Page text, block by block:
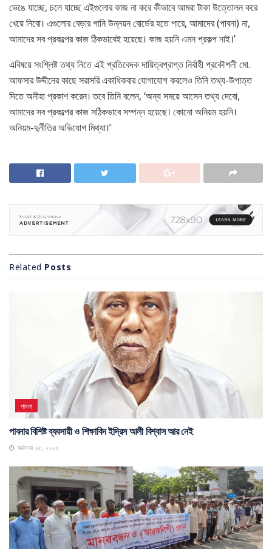
ভেঙে যাচ্ছে, চলে যাচ্ছে এইগুলোর কাজ না করে কীভাবে আমরা টাকা উত্তোলন করে
খেয়ে নিবো। এগুলোর বেড়ার পানি উন্নয়ন বোর্ডের হতে পারে, আমাদের (পাবনা) না,
আমাদের সব প্রকল্পের কাজ ঠিকভাবেই হয়েছে। কাজ হয়নি এমন প্রকল্প নাই।’
এবিষয়ে সংশ্লিষ্ট তথ্য নিতে এই প্রতিবেদক দায়িত্বপ্রাপ্ত নির্বাহী প্রকৌশলী মো.
আফসার উদ্দীনের কাছে সরাসরি একাধিকবার যোগাযোগ করলেও তিনি তথ্য-উপাত্ত
দিতে অনীহা প্রকাশ করেন। তবে তিনি বলেন, ‘অন্য সময়ে আসেন তথ্য দেবো,
আমাদের সব প্রকল্পের কাজ সঠিকভাবে সম্পন্ন হয়েছে। কোনো অনিয়ম হয়নি।
অনিয়ম-দুর্নীতির অভিযোগ মিথ্যা।’
Related Posts
পাবনা
পাবনার বিশিষ্ট ব্যবসায়ী ও শিক্ষাবিদ ইদ্রিস আলী বিশ্বাস আর নেই
অক্টোবর ২৫, ২০২৫